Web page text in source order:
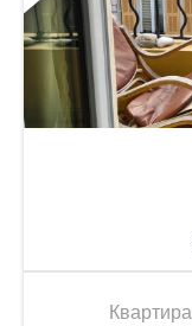
Квартира